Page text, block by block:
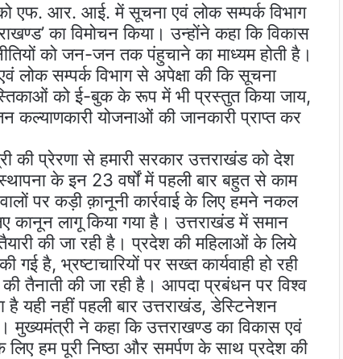
को एफ. आर. आई. में सूचना एवं लोक सम्पर्क विभाग
का विमोचन किया। उन्होंने कहा कि विकास
को जन-जन तक पंहुचाने का माध्यम होती है।
लोक सम्पर्क विभाग से अपेक्षा की कि सूचना
को ई-बुक के रूप में भी प्रस्तुत किया जाय,
कल्याणकारी योजनाओं की जानकारी प्राप्त कर
की प्रेरणा से हमारी सरकार उत्तराखंड को देश
के इन 23 वर्षों में पहली बार बहुत से काम
पर कड़ी क़ानूनी कार्रवाई के लिए हमने नकल
कानून लागू किया गया है। उत्तराखंड में समान
की जा रही है। प्रदेश की महिलाओं के लिये
है, भ्रष्टाचारियों पर सख्त कार्यवाही हो रही
तैनाती की जा रही है। आपदा प्रबंधन पर विश्व
है यही नहीं पहली बार उत्तराखंड, डेस्टिनेशन
ने कहा कि उत्तराखण्ड का विकास एवं
लिए हम पूरी निष्ठा और समर्पण के साथ प्रदेश की